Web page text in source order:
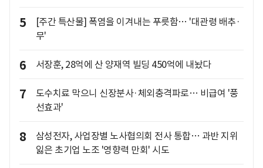
5
[주간 특산물] 폭염을 이겨내는 푸릇함… '대관령 배추·
무'
6 서장훈, 28억에 산 양재역 빌딩 450억에 내놨다
7
도수치료 막으니 신장분사·체외충격파로… 비급여 '풍
선효과'
8
삼성전자, 사업장별 노사협의회 전사 통합… 과반 지위
잃은 초기업 노조 '영향력 만회' 시도